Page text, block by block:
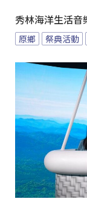
秀林海洋生活音
原鄉 祭典活動